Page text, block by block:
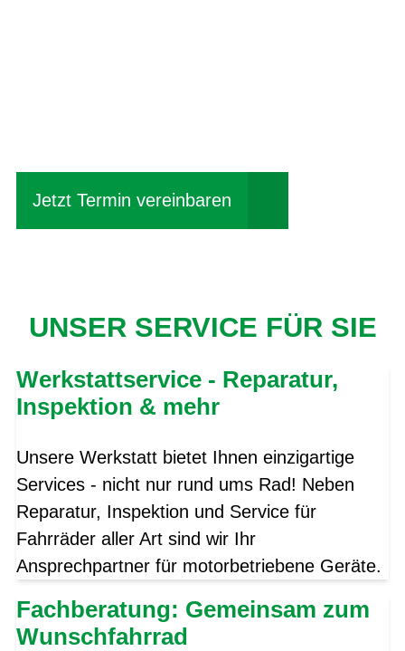
Jetzt Termin vereinbaren
UNSER SERVICE FÜR SIE
Werkstattservice - Reparatur,
Inspektion & mehr
Unsere Werkstatt bietet Ihnen einzigartige
Services - nicht nur rund ums Rad! Neben
Reparatur, Inspektion und Service für
Fahrräder aller Art sind wir Ihr
Ansprechpartner für motorbetriebene Geräte.
Fachberatung: Gemeinsam zum
Wunschfahrrad